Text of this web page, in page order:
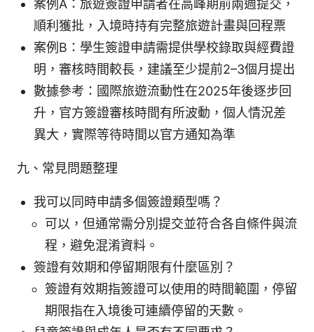
案例A：旅遊簽證申請者在高峰期前兩週提交，
順利獲批，入境時持有完整旅遊計畫與回程票
案例B：學生簽證申請需提供學校錄取與經費證
明，審核時間較長，建議至少提前2–3個月提出
數據參考：國際旅遊流動性在2025年後逐步回
升，官方簽證審核時間有所波動，個人情況差
異大，實際等待時間以官方通知為準
九、常見問題整理
我可以同時申請多個簽證類型嗎？
可以，但通常需分別提交並符合各自條件與流
程，避免混淆資料。
簽證有效期和停留期限有什麼區別？
簽證有效期指簽證可以使用的時間範圍，停留
期限指在入境後可連續停留的天數。